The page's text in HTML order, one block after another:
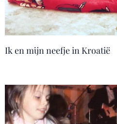
Ik en mijn neefje in Kroatië